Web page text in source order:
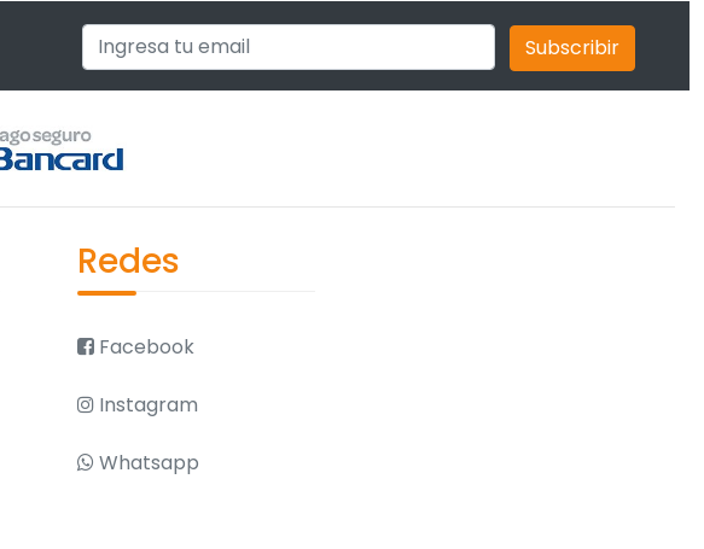
Subscribir
Redes
Facebook
Instagram
Whatsapp